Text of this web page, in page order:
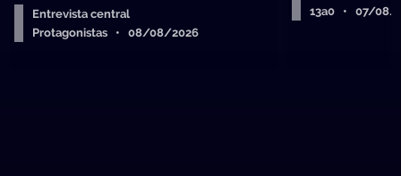
Entrevista central
Protagonistas • 08/08/2026
13a0 • 07/08/